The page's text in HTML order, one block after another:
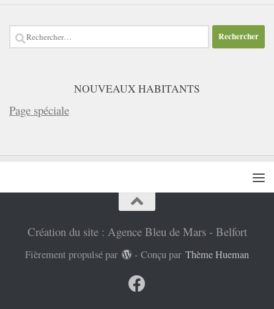
Rechercher :
NOUVEAUX HABITANTS
Page spéciale
Création du site : Agence Bleu de Mars - Belfort
Fièrement propulsé par - Conçu par Thème Hueman